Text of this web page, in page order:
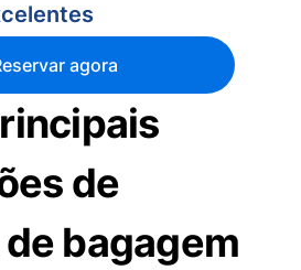
agora
de
bagagem